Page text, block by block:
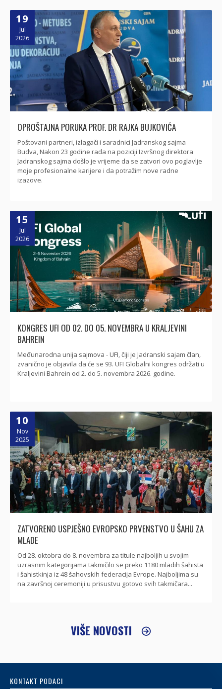
19
Jul
2026
OPROŠTAJNA PORUKA PROF. DR RAJKA BUJKOVIĆA
Poštovani partneri, izlagači i saradnici Jadranskog sajma
Budva, Nakon 23 godine rada na poziciji Izvršnog direktora
Jadranskog sajma došlo je vrijeme da se zatvori ovo poglavlje
moje profesionalne karijere i da potražim nove radne
izazove.
15
Jul
2026
KONGRES UFI OD 02. DO 05. NOVEMBRA U KRALJEVINI
BAHREIN
Međunarodna unija sajmova - UFI, čiji je Jadranski sajam član,
zvanično je objavila da će se 93. UFI Globalni kongres održati u
Kraljevini Bahrein od 2. do 5. novembra 2026. godine.
10
Nov
2025
ZATVORENO USPJEŠNO EVROPSKO PRVENSTVO U ŠAHU ZA
MLADE
Od 28. oktobra do 8. novembra za titule najboljih u svojim
uzrasnim kategorijama takmičilo se preko 1180 mladih šahista
i šahistkinja iz 48 šahovskih federacija Evrope. Najboljima su
na završnoj ceremoniji u prisustvu gotovo svih takmičara...
VIŠE NOVOSTI
KONTAKT PODACI